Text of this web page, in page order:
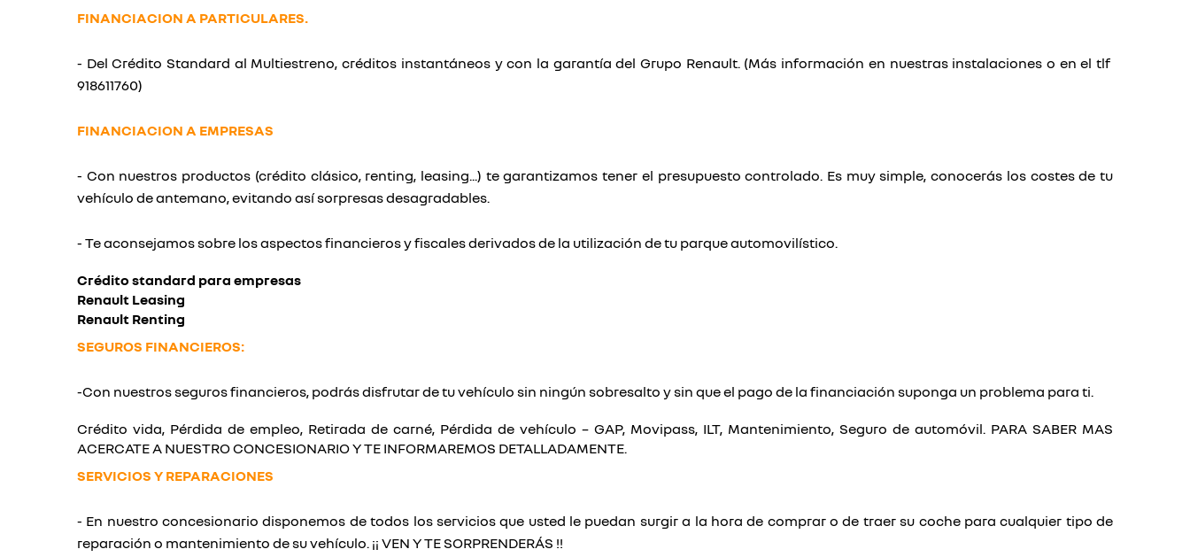
FINANCIACION A PARTICULARES.
- Del Crédito Standard al Multiestreno, créditos instantáneos y con la garantía del Grupo Renault. (Más información en nuestras instalaciones o en el tlf
918611760)
FINANCIACION A EMPRESAS
- Con nuestros productos (crédito clásico, renting, leasing...) te garantizamos tener el presupuesto controlado. Es muy simple, conocerás los costes de tu
vehículo de antemano, evitando así sorpresas desagradables.
- Te aconsejamos sobre los aspectos financieros y fiscales derivados de la utilización de tu parque automovilístico.
Crédito standard para empresas
Renault Leasing
Renault Renting
SEGUROS FINANCIEROS:
-Con nuestros seguros financieros, podrás disfrutar de tu vehículo sin ningún sobresalto y sin que el pago de la financiación suponga un problema para ti.
Crédito vida, Pérdida de empleo, Retirada de carné, Pérdida de vehículo – GAP, Movipass, ILT, Mantenimiento, Seguro de automóvil. PARA SABER MAS
ACERCATE A NUESTRO CONCESIONARIO Y TE INFORMAREMOS DETALLADAMENTE.
SERVICIOS Y REPARACIONES
- En nuestro concesionario disponemos de todos los servicios que usted le puedan surgir a la hora de comprar o de traer su coche para cualquier tipo de
reparación o mantenimiento de su vehículo. ¡¡ VEN Y TE SORPRENDERÁS !!